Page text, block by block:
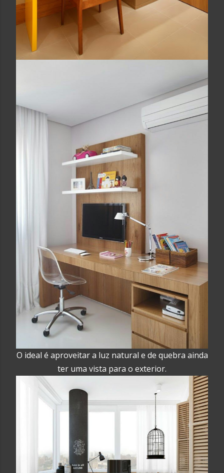
O ideal é aproveitar a luz natural e de quebra ainda
ter uma vista para o exterior.